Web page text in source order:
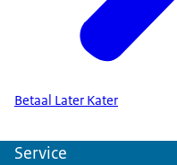
Betaal Later Kater
Service